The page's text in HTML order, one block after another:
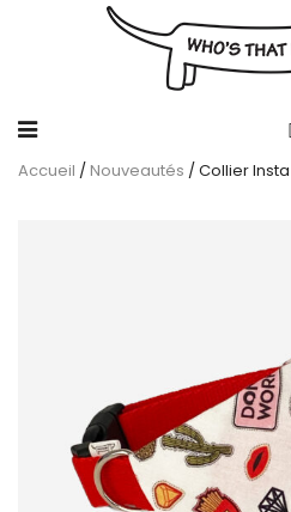
Accueil / Nouveautés / Collier Insta